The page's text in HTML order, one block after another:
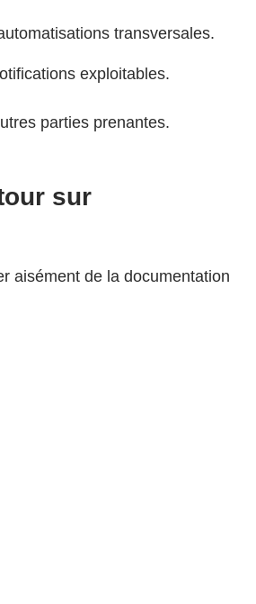
transversales.
exploitables.
parties prenantes.
sur
aisément de la documentation